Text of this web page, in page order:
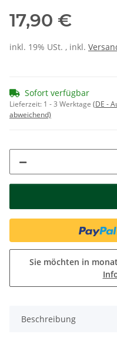
17,90 €
inkl. 19% USt. , inkl.
Sofort verfügbar
Lieferzeit: 1 - 3 Werktage (DE -
abweichend)
Sie möchten in
Beschreibung